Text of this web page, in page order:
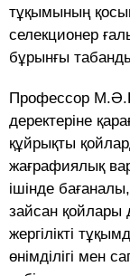
тұқымының
селекционер
бұрынғы
Профессор
деректеріне
құйрықты
жағрафиялық
ішінде
зайсан қойлары
жергілікті
өнімділігі мен